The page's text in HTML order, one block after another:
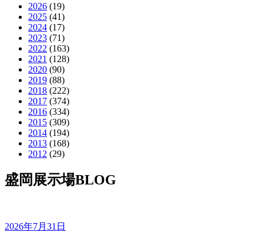
2026 (19)
2025 (41)
2024 (17)
2023 (71)
2022 (163)
2021 (128)
2020 (90)
2019 (88)
2018 (222)
2017 (374)
2016 (334)
2015 (309)
2014 (194)
2013 (168)
2012 (29)
盛岡展示場BLOG
2026年7月31日